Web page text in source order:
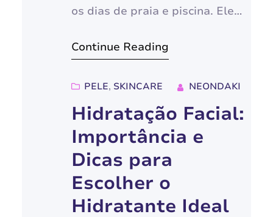
os dias de praia e piscina. Ele é
saúde e beleza da pele em
inclusive em dias nublados e
chuvosos. Neste artigo, vamos
mergulhar no universo da
proteção solar, desvendando
seus benefícios, tirando…
Continue Reading
PELE, SKINCARE NEONDAKI
Hidratação Facial:
Importância e
Dicas para
Escolher o
Hidratante Ideal